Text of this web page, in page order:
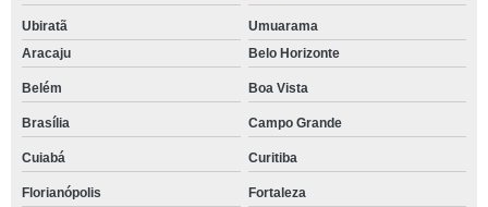
Ubiratã
Umuarama
Aracaju
Belo Horizonte
Belém Boa Vista
Brasília Campo Grande
Cuiabá Curitiba
Florianópolis Fortaleza